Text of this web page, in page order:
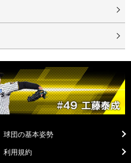
球団の基本姿勢
利用規約